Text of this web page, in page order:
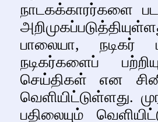
நாடகக்காரர்களை
பாலையா, நடிகர்
நடிகர்களைப்
செய்திகள் என
வெளியிட்டுள்ளது.
பதிலையும்